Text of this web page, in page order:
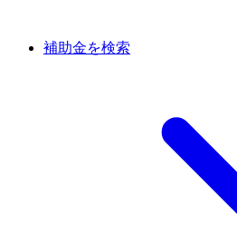
補助金を検索